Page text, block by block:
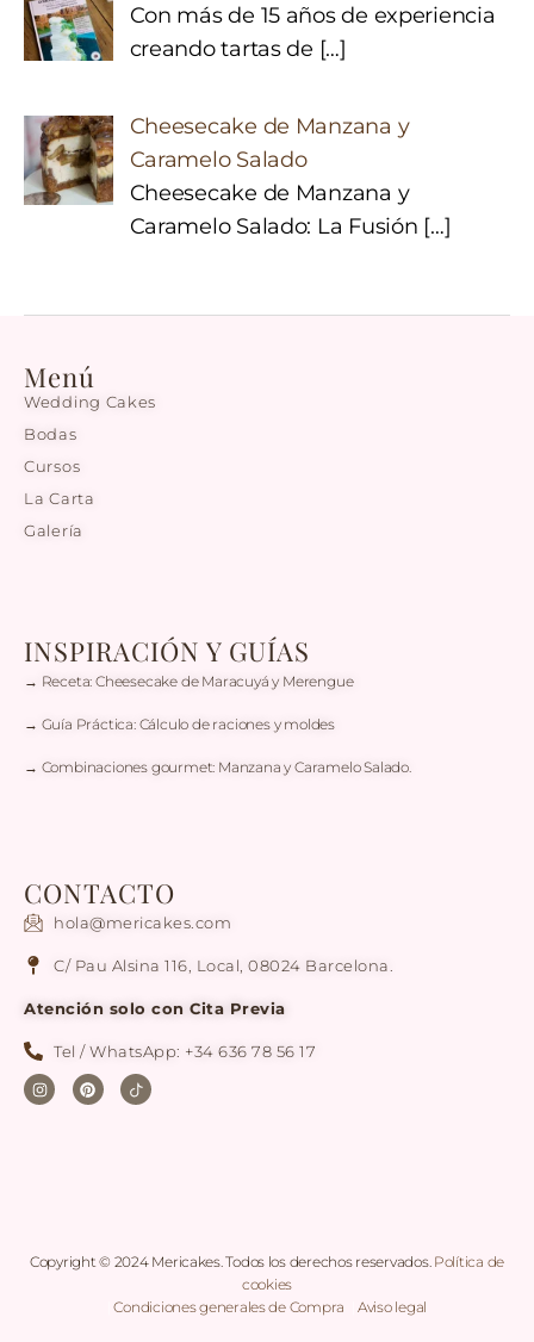
Con más de 15 años de experiencia
creando tartas de […]
Cheesecake de Manzana y
Caramelo Salado
Cheesecake de Manzana y
Caramelo Salado: La Fusión […]
Menú
Wedding Cakes
Bodas
Cursos
La Carta
Galería
INSPIRACIÓN Y GUÍAS
→ Receta: Cheesecake de Maracuyá y Merengue
→ Guía Práctica: Cálculo de raciones y moldes
→ Combinaciones gourmet: Manzana y Caramelo Salado.
CONTACTO
hola@mericakes.com
C/ Pau Alsina 116, Local, 08024 Barcelona.
Atención solo con Cita Previa
Tel / WhatsApp: +34 636 78 56 17
Copyright © 2024 Mericakes. Todos los derechos reservados. Política de
cookies
|Condiciones generales de Compra Aviso legal